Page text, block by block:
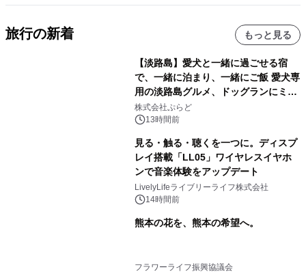
旅行の新着 もっと見る
【淡路島】愛犬と一緒に過ごせる宿
で、一緒に泊まり、一緒にご飯 愛犬専
用の淡路島グルメ、ドッグランにミニ
プール グランピングとトレーラーハウ
スの2施設で
株式会社ぷらど
13時間前
見る・触る・聴くを一つに。ディスプ
レイ搭載「LL05」ワイヤレスイヤホ
ンで音楽体験をアップデート
LivelyLifeライブリーライフ株式会社
14時間前
熊本の花を、熊本の希望へ。
フラワーライフ振興協議会